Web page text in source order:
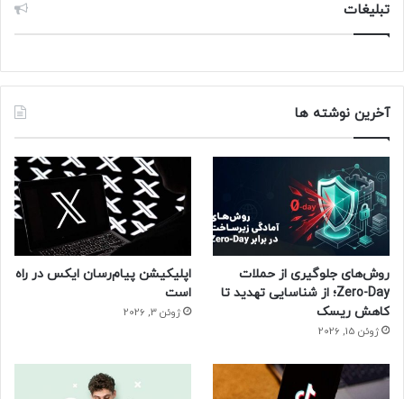
تبلیغات
آخرین نوشته ها
روش‌های جلوگیری از حملات
Zero-Day؛ از شناسایی تهدید تا
کاهش ریسک
ژوئن 15, 2026
اپلیکیشن پیام‌رسان ایکس در راه
است
ژوئن 3, 2026